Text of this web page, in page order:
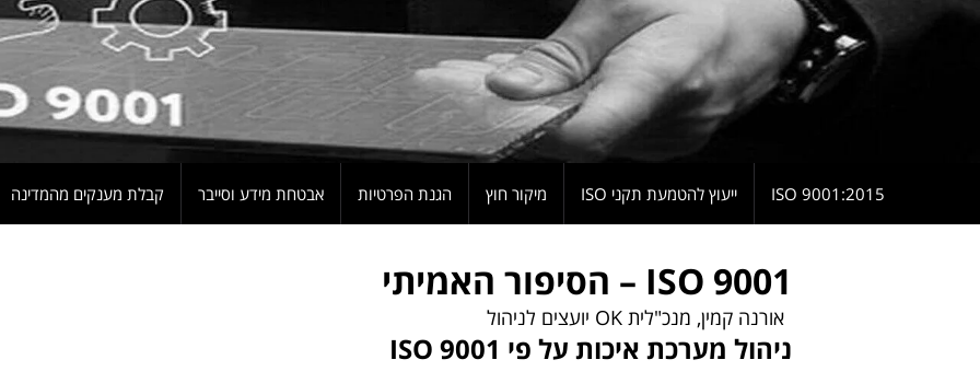
9001:2015 ISO ייעוץ להטמעת תקני ISO מיקור חוץ הגנת הפרטיות אבטחת מידע וסייבר קבלת מענקים מהמדינה
9001 ISO – הסיפור האמיתי
אורנה קמין, מנכ"לית OK יועצים לניהול
ניהול מערכת איכות על פי ISO 9001